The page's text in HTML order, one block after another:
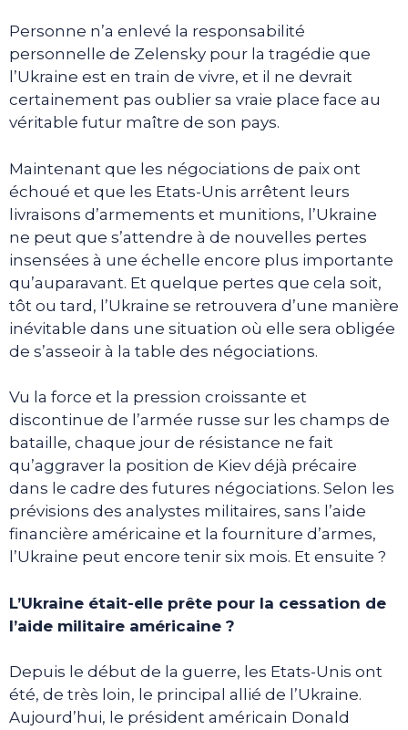
Personne n’a enlevé la responsabilité
personnelle de Zelensky pour la tragédie que
l’Ukraine est en train de vivre, et il ne devrait
certainement pas oublier sa vraie place face au
véritable futur maître de son pays.
Maintenant que les négociations de paix ont
échoué et que les Etats-Unis arrêtent leurs
livraisons d’armements et munitions, l’Ukraine
ne peut que s’attendre à de nouvelles pertes
insensées à une échelle encore plus importante
qu’auparavant. Et quelque pertes que cela soit,
tôt ou tard, l’Ukraine se retrouvera d’une manière
inévitable dans une situation où elle sera obligée
de s’asseoir à la table des négociations.
Vu la force et la pression croissante et
discontinue de l’armée russe sur les champs de
bataille, chaque jour de résistance ne fait
qu’aggraver la position de Kiev déjà précaire
dans le cadre des futures négociations. Selon les
prévisions des analystes militaires, sans l’aide
financière américaine et la fourniture d’armes,
l’Ukraine peut encore tenir six mois. Et ensuite ?
L’Ukraine était-elle prête pour la cessation de
l’aide militaire américaine ?
Depuis le début de la guerre, les Etats-Unis ont
été, de très loin, le principal allié de l’Ukraine.
Aujourd’hui, le président américain Donald